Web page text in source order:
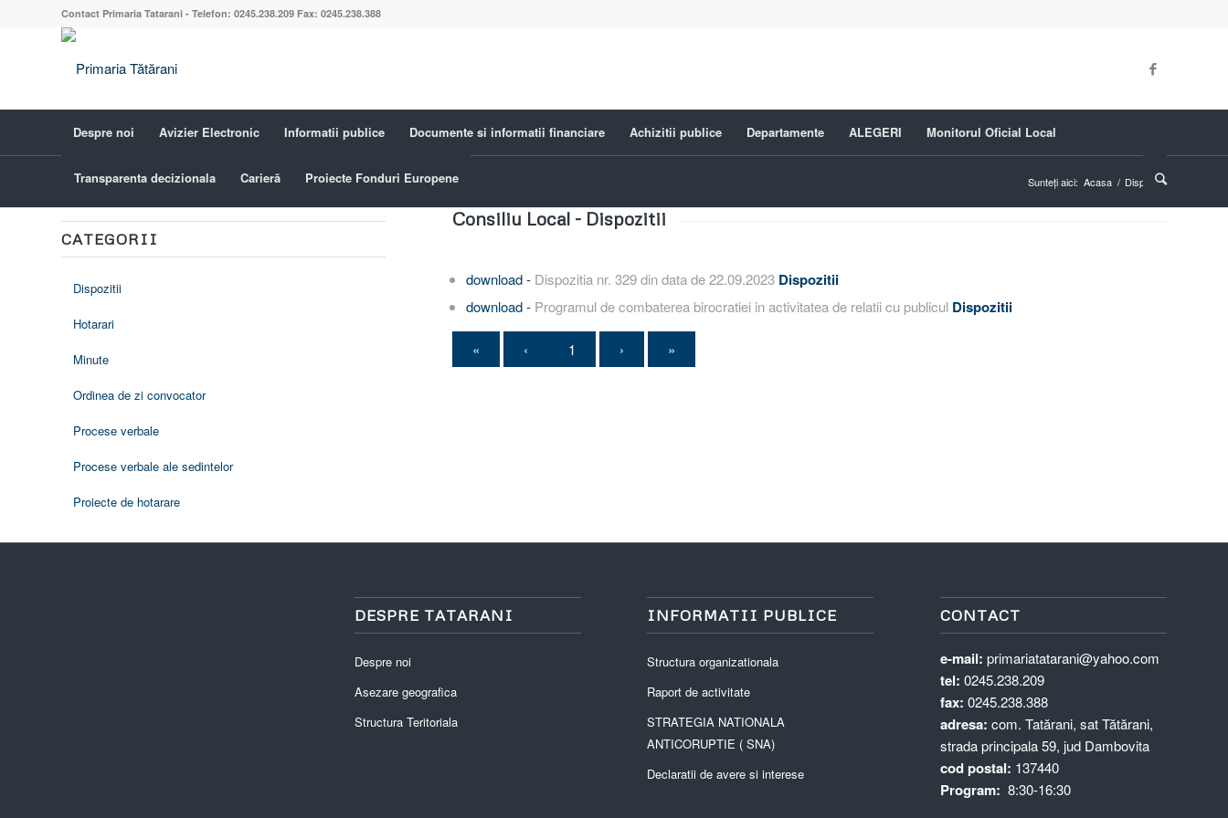
Contact Primaria Tatarani - Telefon: 0245.238.209 Fax: 0245.238.388
Despre noi Avizier Electronic Informatii publice Documente si informatii financiare Achizitii publice Departamente ALEGERI Monitorul Oficial Local
Transparenta decizionala Carieră Proiecte Fonduri Europene
Dispozitii Sunteți aici: Acasa / Dispozitii
CATEGORII
Dispozitii
Hotarari
Minute
Ordinea de zi convocator
Procese verbale
Procese verbale ale sedintelor
Proiecte de hotarare
Consiliu Local - Dispozitii
download - Dispozitia nr. 329 din data de 22.09.2023 Dispozitii
download - Programul de combaterea birocratiei in activitatea de relatii cu publicul Dispozitii
« ‹ 1 › »
DESPRE TATARANI
Despre noi
Asezare geografica
Structura Teritoriala
INFORMATII PUBLICE
Structura organizationala
Raport de activitate
STRATEGIA NATIONALA
ANTICORUPTIE ( SNA)
Declaratii de avere si interese
CONTACT
e-mail: primariatatarani@yahoo.com
tel: 0245.238.209
fax: 0245.238.388
adresa: com. Tatărani, sat Tătărani,
strada principala 59, jud Dambovita
cod postal: 137440
Program: 8:30-16:30